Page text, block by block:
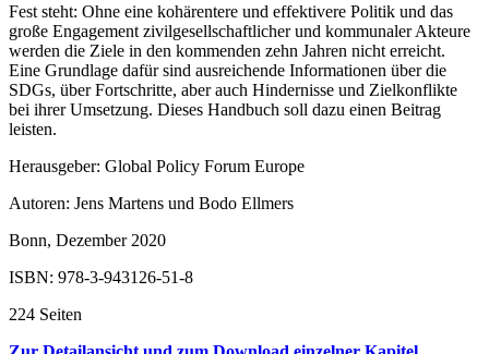
Fest steht: Ohne eine kohärentere und effektivere Politik und das
große Engagement zivilgesellschaftlicher und kommunaler Akteure
werden die Ziele in den kommenden zehn Jahren nicht erreicht.
Eine Grundlage dafür sind ausreichende Informationen über die
SDGs, über Fortschritte, aber auch Hindernisse und Zielkonflikte
bei ihrer Umsetzung. Dieses Handbuch soll dazu einen Beitrag
leisten.
Herausgeber: Global Policy Forum Europe
Autoren: Jens Martens und Bodo Ellmers
Bonn, Dezember 2020
ISBN: 978-3-943126-51-8
224 Seiten